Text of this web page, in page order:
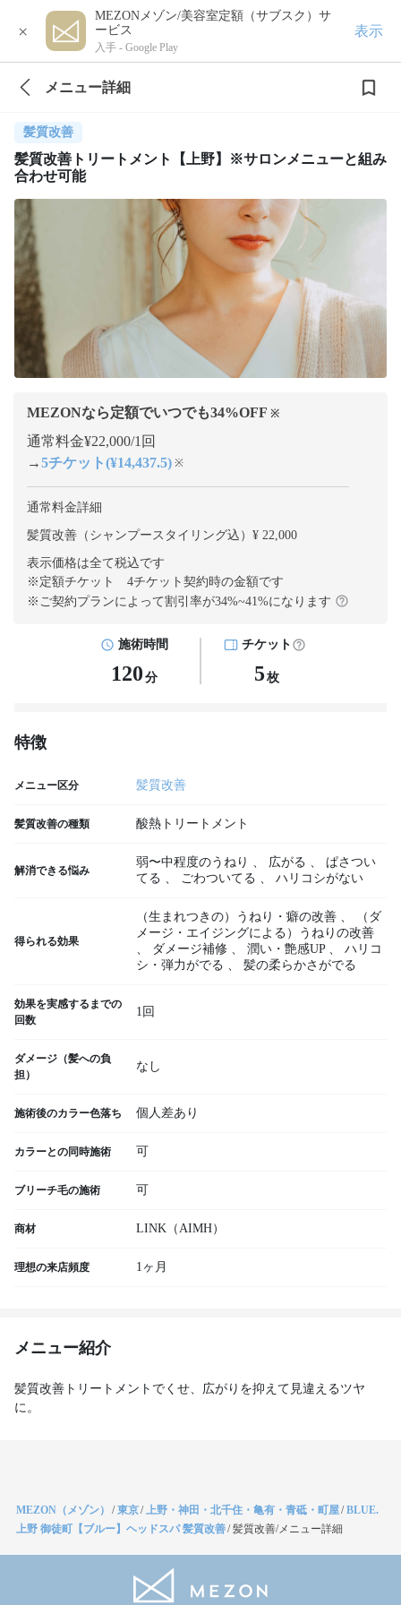
×
MEZONメゾン/美容室定額（サブスク）サ
ービス
入手 - Google Play
表示
メニュー詳細
髪質改善
髪質改善トリートメント【上野】※サロンメニューと組み
合わせ可能
MEZONなら定額でいつでも34%OFF ※
通常料金¥22,000/1回
→5チケット(¥14,437.5) ※
通常料金詳細
髪質改善（シャンプースタイリング込）¥ 22,000
表示価格は全て税込です
※定額チケット 4チケット契約時の金額です
※ご契約プランによって割引率が34%~41%になります
施術時間
120 分
チケット
5 枚
特徴
メニュー区分 髪質改善
髪質改善の種類 酸熱トリートメント
解消できる悩み
弱〜中程度のうねり 、 広がる 、
ぱさつい
てる 、 ごわついてる 、 ハリコシがない
得られる効果
（生まれつきの）うねり・癖の改善 、
（ダ
メージ・エイジングによる）うねりの改善
、
ダメージ補修 、 潤い・艶感UP 、
ハリコ
シ・弾力がでる 、 髪の柔らかさがでる
効果を実感するまでの
回数
1回
ダメージ（髪への負
担）
なし
施術後のカラー色落ち 個人差あり
カラーとの同時施術 可
ブリーチ毛の施術 可
商材 LINK（AIMH）
理想の来店頻度 1ヶ月
メニュー紹介
髪質改善トリートメントでくせ、広がりを抑えて見違えるツヤ
に。
MEZON（メゾン） /東京/上野・神田・北千住・亀有・青砥・町屋/BLUE.
上野 御徒町【ブルー】ヘッドスパ 髪質改善/髪質改善/メニュー詳細